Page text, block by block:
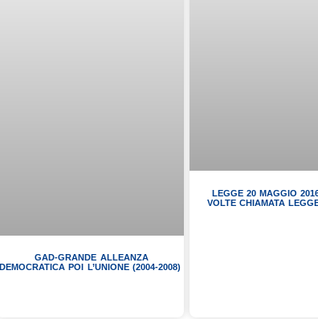
GAD-GRANDE ALLEANZA
DEMOCRATICA POI L’UNIONE (2004-2008)
LEGGE 20 MAGGIO
VOLTE CHIAMATA